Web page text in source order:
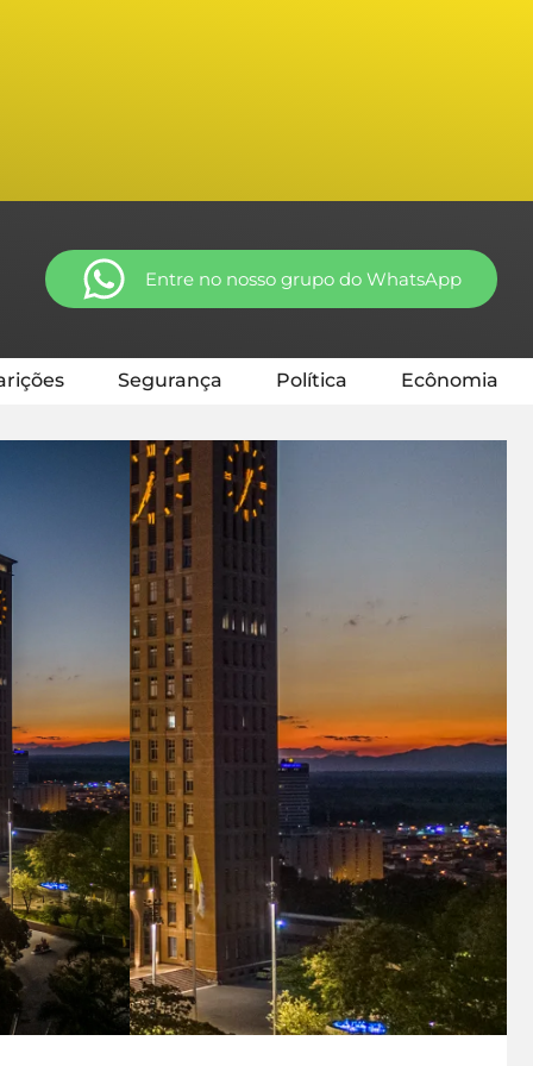
Entre no nosso grupo do WhatsApp
Segurança Política Ecônomia